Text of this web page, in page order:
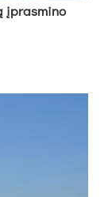
įpras­mi­no